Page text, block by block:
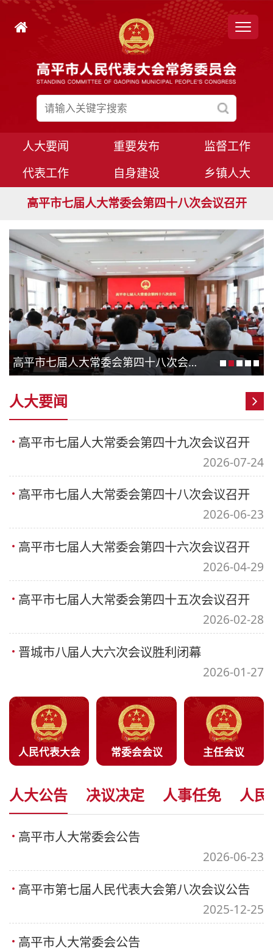
人大要闻 重要发布
监督工作
代表工作
自身建设
乡镇人大
高平市七届人大八次会议胜利闭幕
高平市七届人大常委会第四十九次会议召开
高平市七届人大常委会第四十八次会议召开
高平市七届人大常委会第四十八次会议召开
人大要闻
高平市七届人大常委会第四十九次会议召开
2026-07-24
高平市七届人大常委会第四十八次会议召开
2026-06-23
高平市七届人大常委会第四十六次会议召开
2026-04-29
高平市七届人大常委会第四十五次会议召开
2026-02-28
晋城市八届人大六次会议胜利闭幕
2026-01-27
人民代表大会 常委会会议 主任会议
人大公告 决议决定 人事任免 人民
高平市人大常委会公告
2026-06-23
高平市第七届人民代表大会第八次会议公告
2025-12-25
高平市人大常委会公告